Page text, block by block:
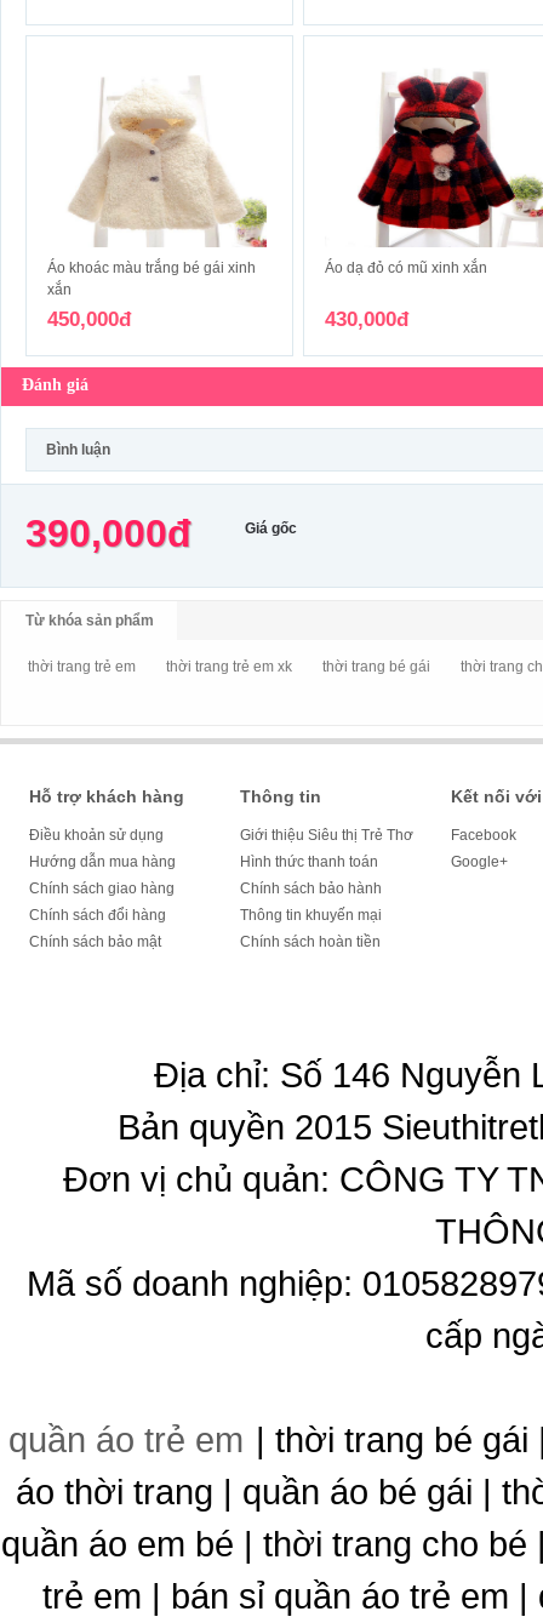
Áo khoác màu trắng bé gái xinh
xắn
450,000đ
Áo dạ đỏ có mũ xinh xắn
430,000đ
Đánh giá
Bình luận
390,000đ Giá gốc
Từ khóa sản phẩm
thời trang trẻ em thời trang trẻ em xk thời trang bé gái thời trang
Hỗ trợ khách hàng
Điều khoản sử dụng
Hướng dẫn mua hàng
Chính sách giao hàng
Chính sách đổi hàng
Chính sách bảo mật
Thông tin
Giới thiệu Siêu thị Trẻ Thơ
Hình thức thanh toán
Chính sách bảo hành
Thông tin khuyến mại
Chính sách hoàn tiền
Kết nối
Facebook
Google+
Địa chỉ: Số 146 Nguyễn
Bản quyền 2015
Đơn vị chủ quản: CÔNG TY
Mã số doanh nghiệp:
cấp
quần áo trẻ em | thời trang bé gái
áo thời trang | quần áo bé gái |
quần áo em bé | thời trang cho
trẻ em | bán sỉ quần áo trẻ em